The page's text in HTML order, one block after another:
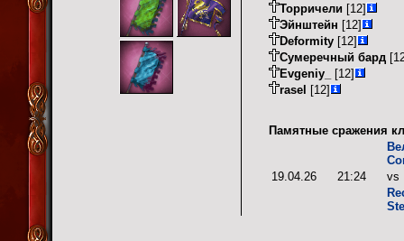
Торричели [12]
Эйнштейн [12]
Deformity [12]
Сумеречный бард
Evgeniy_
[12]
rasel [12]
Памятные сражения
19.04.26 21:24
vs